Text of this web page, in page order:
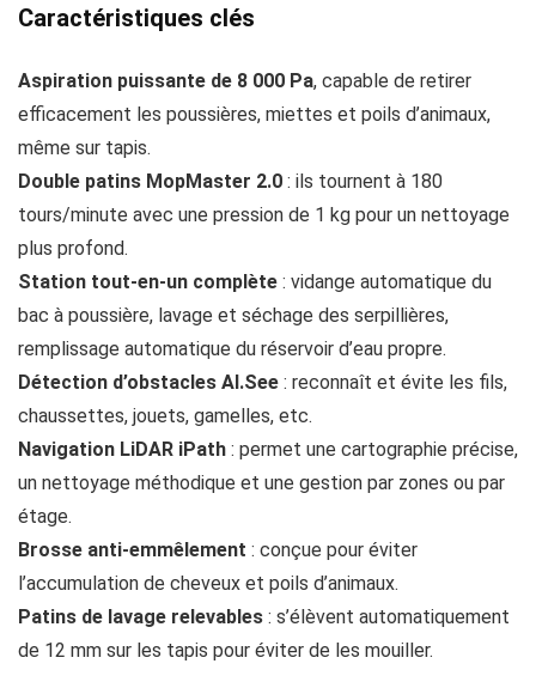
Caractéristiques clés
Aspiration puissante de 8 000 Pa, capable de retirer
efficacement les poussières, miettes et poils d’animaux,
même sur tapis.
Double patins MopMaster 2.0 : ils tournent à 180
tours/minute avec une pression de 1 kg pour un nettoyage
plus profond.
Station tout-en-un complète : vidange automatique du
bac à poussière, lavage et séchage des serpillières,
remplissage automatique du réservoir d’eau propre.
Détection d’obstacles AI.See : reconnaît et évite les fils,
chaussettes, jouets, gamelles, etc.
Navigation LiDAR iPath : permet une cartographie précise,
un nettoyage méthodique et une gestion par zones ou par
étage.
Brosse anti-emmêlement : conçue pour éviter
l’accumulation de cheveux et poils d’animaux.
Patins de lavage relevables : s’élèvent automatiquement
de 12 mm sur les tapis pour éviter de les mouiller.